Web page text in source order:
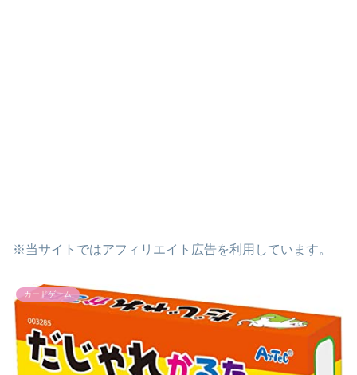
※当サイトではアフィリエイト広告を利用しています。
カードゲーム